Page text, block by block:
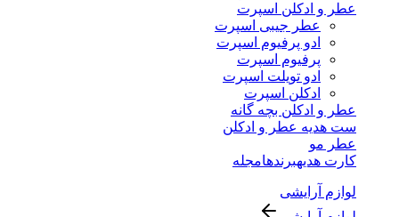
عطر و ادکلن اسپرت
عطر جیبی اسپرت
ادو پرفیوم اسپرت
پرفیوم اسپرت
ادو تویلت اسپرت
ادکلن اسپرت
عطر و ادکلن بچه گانه
ست هدیه عطر و ادکلن
عطر مو
کارت هدیهبرندهامجله
لوازم آرایشی